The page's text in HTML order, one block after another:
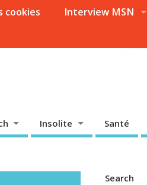
cookies Interview MSN
Insolite Santé
Search